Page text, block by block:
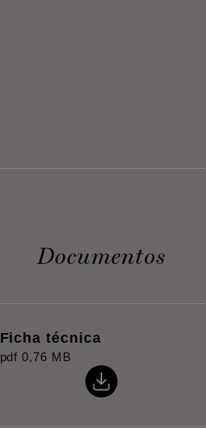
Documentos
Ficha técnica
pdf 0,76 MB